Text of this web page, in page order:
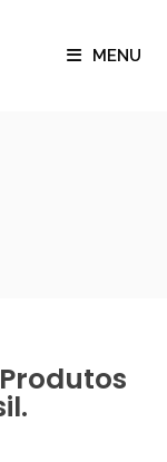
MENU